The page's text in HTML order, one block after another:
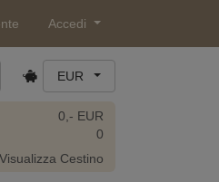
Accedi
EUR
0,- EUR
0
Cestino